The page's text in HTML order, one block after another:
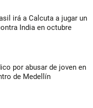
irá a Calcuta a jugar un
India en octubre
por abusar de joven en
de Medellín